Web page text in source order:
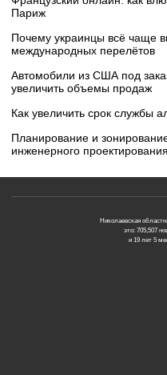
Париж
Почему украинцы всё чаще
международных перелётов
Автомобили из США под
увеличить объемы продаж
Как увеличить срок службы
Планирование и
инженерного
Николаевская
это: 705,507
и 19 лет 5